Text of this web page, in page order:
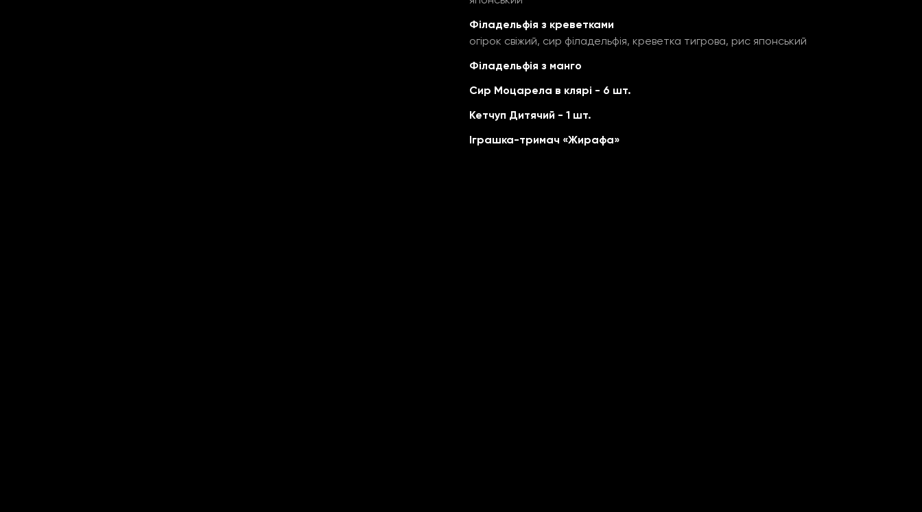
Філадельфія з креветками
огірок свіжий, сир філадельфія, креветка тигрова, рис японський
Філадельфія з манго
Сир Моцарела в клярі - 6 шт.
Кетчуп Дитячий - 1 шт.
Іграшка-тримач «Жирафа»